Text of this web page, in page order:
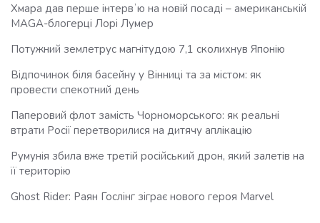
Хмара дав перше інтервʼю на новій посаді – американській
MAGA-блогерці Лорі Лумер
Потужний землетрус магнітудою 7,1 сколихнув Японію
Відпочинок біля басейну у Вінниці та за містом: як
провести спекотний день
Паперовий флот замість Чорноморського: як реальні
втрати Росії перетворилися на дитячу аплікацію
Румунія збила вже третій російський дрон, який залетів на
її територію
Ghost Rider: Раян Гослінг зіграє нового героя Marvel